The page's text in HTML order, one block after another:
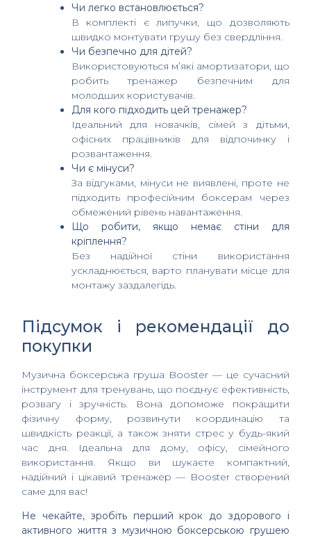
Чи легко встановлюється?
В комплекті є липучки, що дозволяють
швидко монтувати грушу без свердління.
Чи безпечно для дітей?
Використовуються м’які амортизатори, що
робить тренажер безпечним для
молодших користувачів.
Для кого підходить цей тренажер?
Ідеальний для новачків, сімей з дітьми,
офісних працівників для відпочинку і
розвантаження.
Чи є мінуси?
За відгуками, мінуси не виявлені, проте не
підходить професійним боксерам через
обмежений рівень навантаження.
Що робити, якщо немає стіни для
кріплення?
Без надійної стіни використання
ускладнюється, варто планувати місце для
монтажу заздалегідь.
Підсумок і рекомендації до
покупки
Музична боксерська груша Booster — це сучасний
інструмент для тренувань, що поєднує ефективність,
розвагу і зручність. Вона допоможе покращити
фізичну форму, розвинути координацію та
швидкість реакції, а також зняти стрес у будь-який
час дня. Ідеальна для дому, офісу, сімейного
використання. Якщо ви шукаєте компактний,
надійний і цікавий тренажер — Booster створений
саме для вас!
Не чекайте, зробіть перший крок до здорового і
активного життя з музичною боксерською грушею